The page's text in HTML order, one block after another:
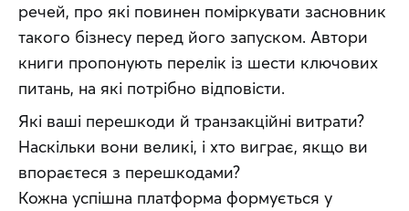
речей, про які повинен поміркувати засновник
такого бізнесу перед його запуском. Автори
книги пропонують перелік із шести ключових
питань, на які потрібно відповісти.
Які ваші перешкоди й транзакційні витрати?
Наскільки вони великі, і хто виграє, якщо ви
впораєтеся з перешкодами?
Кожна успішна платформа формується у